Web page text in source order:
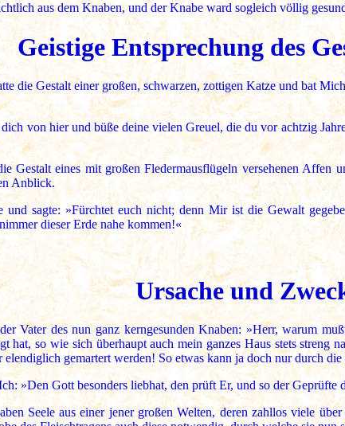
aus dem Knaben, und der Knabe ward sogleich völlig
Geistige Entsprechung des
die Gestalt einer großen, schwarzen, zottigen Katze und bat
von hier und büße deine vielen Greuel, die du vor achtzig
Gestalt eines mit großen Fledermausflügeln versehenen
Anblick.
und sagte: »Fürchtet euch nicht; denn Mir ist die Gewalt
dieser Erde nahe kommen!«
Ursache und
Vater des nun ganz kerngesunden Knaben: »Herr, warum
hat, so wie sich überhaupt auch mein ganzes Haus stets
gemartert werden! So etwas kann ja doch nur durch
»Den Gott besonders liebhat, den prüft Er, und so der
Seele aus einer jener großen Welten, deren zahllos viele